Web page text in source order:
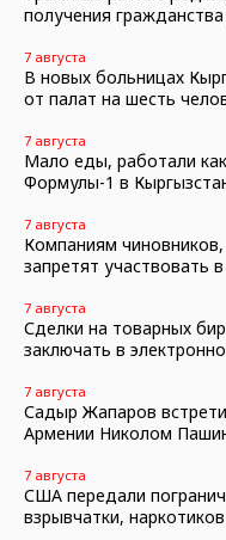
получения
7 августа
В новых больницах
от палат на шесть
7 августа
Мало еды, работали
Формулы-1 в
7 августа
Компаниям
запретят участвовать в
7 августа
Сделки на товарных
заключать в
7 августа
Садыр Жапаров
Армении Николом
7 августа
США передали
взрывчатки,